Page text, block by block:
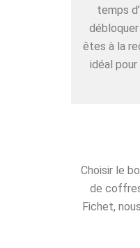
temps
êtes à la
idéal
Choisir le
de
Fichet,